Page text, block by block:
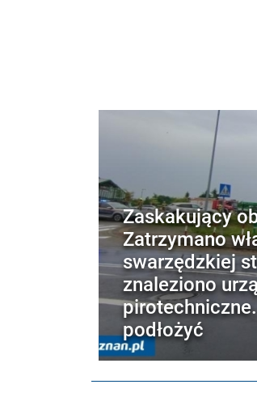
Zaskakujący
Zatrzymano
swarzędzkiej
znaleziono
podłożyć